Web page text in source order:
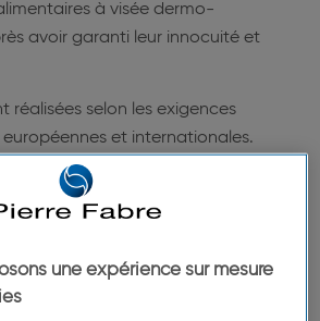
à visée dermo-
avoir garanti leur innocuité et
réalisées selon les exigences
européennes et internationales.
nos études, vous pouvez
tout en nous aidant à
une indemnisation, calculée en
imposées et au prorata
une expérience sur mesure